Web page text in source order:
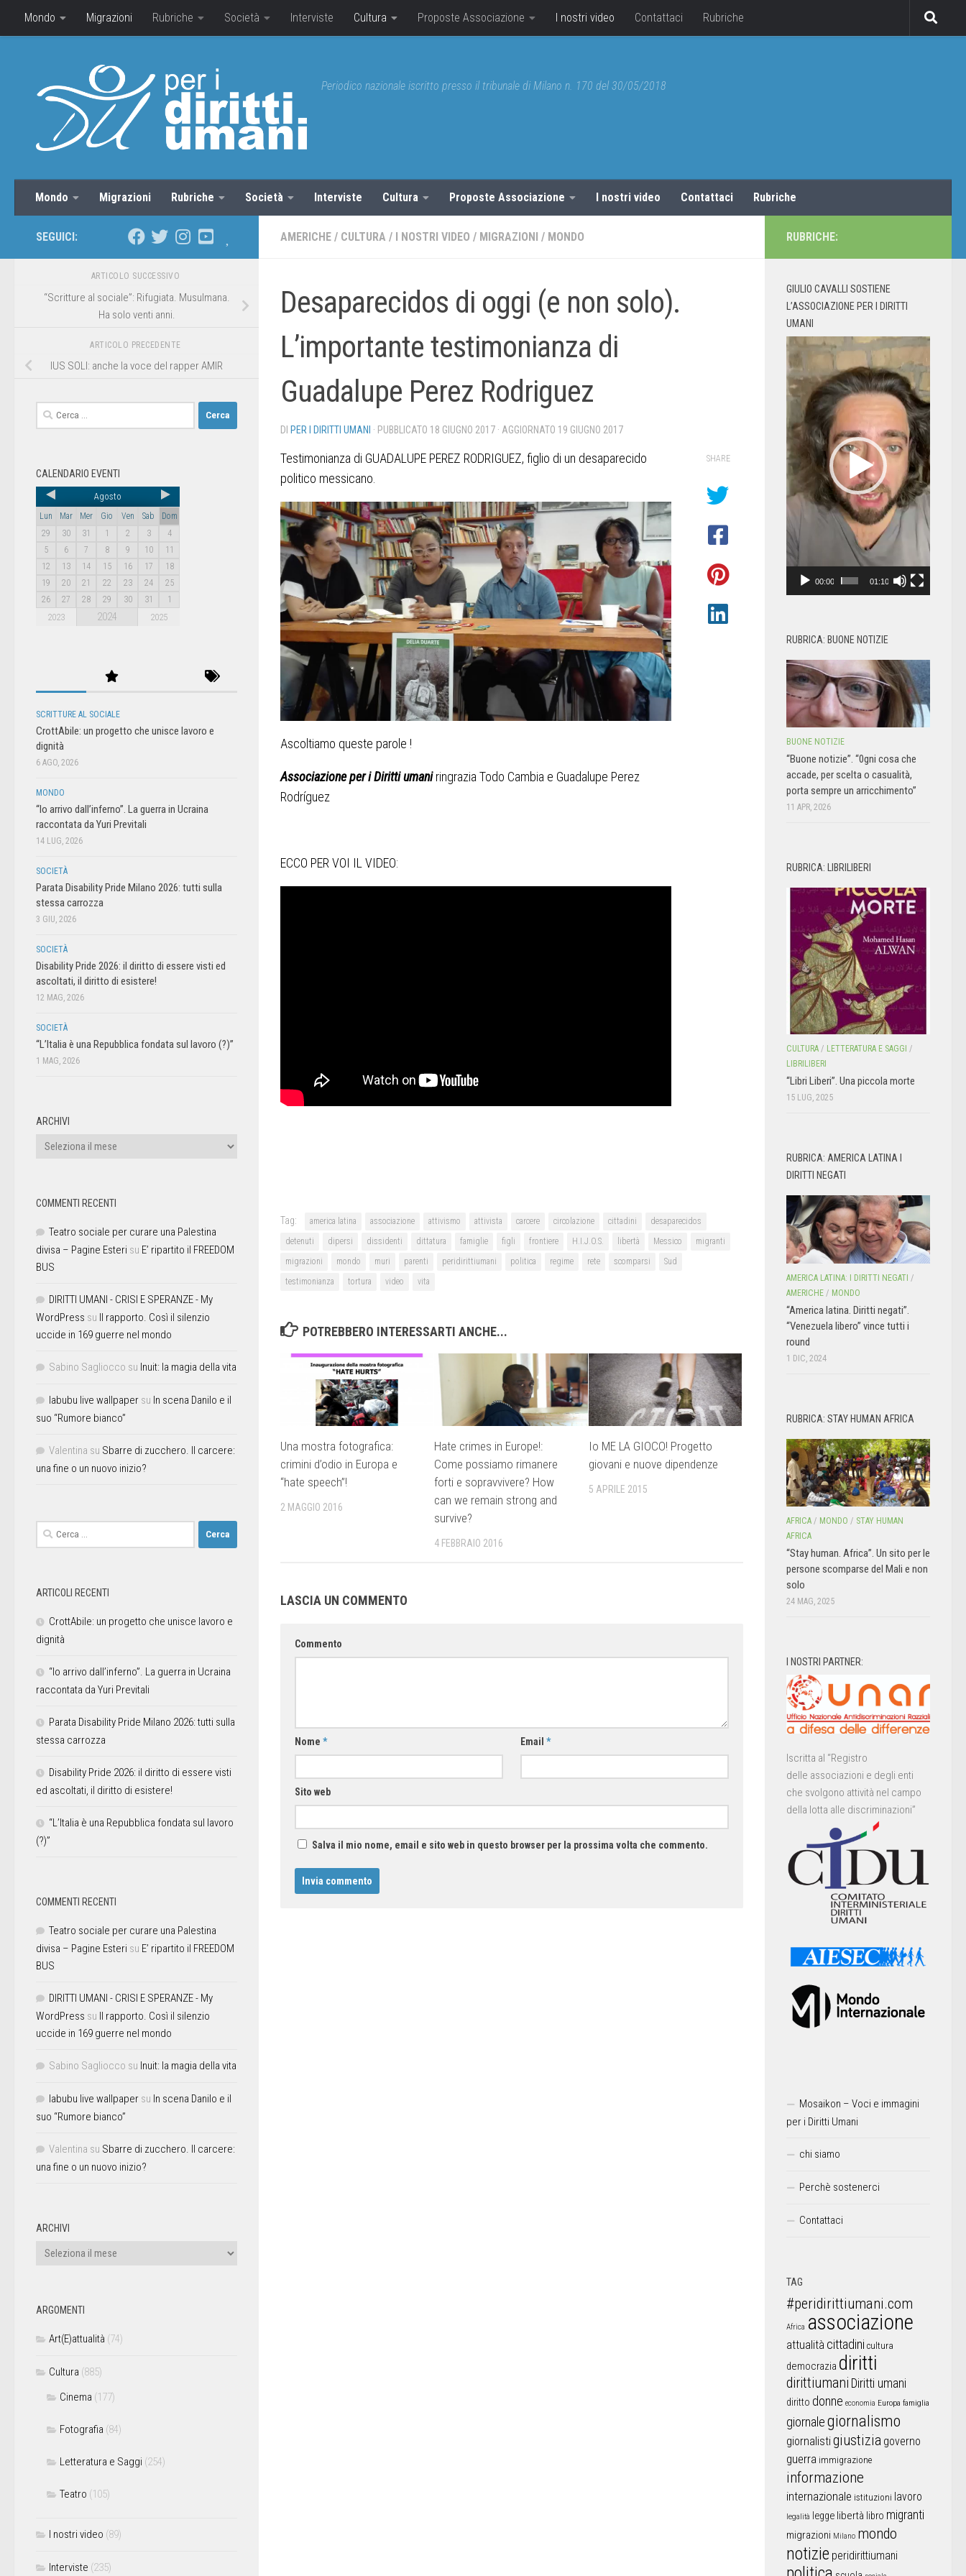
Mondo Migrazioni Rubriche Società Interviste Cultura Proposte Associazione I nostri video Contattaci Rubriche
Periodico nazionale iscritto presso il tribunale di Milano n. 170 del 30/05/2018
Mondo Migrazioni Rubriche Società Interviste Cultura Proposte Associazione I nostri video Contattaci Rubriche
AMERICHE / CULTURA / I NOSTRI VIDEO / MIGRAZIONI / MONDO
Desaparecidos di oggi (e non solo).
L’importante testimonianza di
Guadalupe Perez Rodriguez
DI PER I DIRITTI UMANI · PUBBLICATO 18 GIUGNO 2017 · AGGIORNATO 19 GIUGNO 2017
Testimonianza di GUADALUPE PEREZ RODRIGUEZ, figlio di un desaparecido
politico messicano.
Ascoltiamo queste parole !
Associazione per i Diritti umani ringrazia Todo Cambia e Guadalupe Perez
Rodríguez
ECCO PER VOI IL VIDEO:
SHARE
Tag: america latina associazione attivismo attivista carcere circolazione cittadini
desaparecidos
detenuti
dipersi dissidenti dittatura famiglie figli frontiere H.I.J.O.S. libertà Messico
migranti
migrazioni
mondo muri parenti peridirittiumani politica regime rete scomparsi
Sud
testimonianza
tortura video vita
POTREBBERO INTERESSARTI ANCHE...
Una mostra fotografica:
crimini d’odio in Europa e
“hate speech”!
2 MAGGIO 2016
Hate crimes in Europe!:
Come possiamo rimanere
forti e sopravvivere? How
can we remain strong and
survive?
4 FEBBRAIO 2016
Io ME LA GIOCO! Progetto
giovani e nuove dipendenze
5 APRILE 2015
LASCIA UN COMMENTO
Commento
Nome * Email*
Sito web
Salva il mio nome, email e sito web in questo browser per la prossima volta che commento.
SEGUICI:
ARTICOLO SUCCESSIVO
“Scritture al sociale”: Rifugiata. Musulmana.
Ha solo venti anni.
ARTICOLO PRECEDENTE
IUS SOLI: anche la voce del rapper AMIR
CALENDARIO EVENTI
Agosto
Lun Mar Mer Gio Ven Sab
Dom
29
30 31 1 2 3
4
5
6 7 8 9 10
11
12
13 14 15 16 17
18
19
20 21 22 23 24
25
26
27 28 29 30 31 1
2023 2024 2025
SCRITTURE AL SOCIALE
CrottAbile: un progetto che unisce lavoro e
dignità
6 AGO, 2026
MONDO
“Io arrivo dall’inferno”. La guerra in Ucraina
raccontata da Yuri Previtali
14 LUG, 2026
SOCIETÀ
Parata Disability Pride Milano 2026: tutti sulla
stessa carrozza
3 GIU, 2026
SOCIETÀ
Disability Pride 2026: il diritto di essere visti ed
ascoltati, il diritto di esistere!
12 MAG, 2026
SOCIETÀ
“L’Italia è una Repubblica fondata sul lavoro (?)”
1 MAG, 2026
ARCHIVI
COMMENTI RECENTI
Teatro sociale per curare una Palestina
divisa – Pagine Esteri su E’ ripartito il FREEDOM
BUS
DIRITTI UMANI - CRISI E SPERANZE - My
WordPress su Il rapporto. Così il silenzio
uccide in 169 guerre nel mondo
Sabino Sagliocco su Inuit: la magia della vita
labubu live wallpaper su In scena Danilo e il
suo “Rumore bianco”
Valentina su Sbarre di zucchero. Il carcere:
una fine o un nuovo inizio?
ARTICOLI RECENTI
CrottAbile: un progetto che unisce lavoro e
dignità
“Io arrivo dall’inferno”. La guerra in Ucraina
raccontata da Yuri Previtali
Parata Disability Pride Milano 2026: tutti sulla
stessa carrozza
Disability Pride 2026: il diritto di essere visti
ed ascoltati, il diritto di esistere!
“L’Italia è una Repubblica fondata sul lavoro
(?)”
COMMENTI RECENTI
Teatro sociale per curare una Palestina
divisa – Pagine Esteri su E’ ripartito il FREEDOM
BUS
DIRITTI UMANI - CRISI E SPERANZE - My
WordPress su Il rapporto. Così il silenzio
uccide in 169 guerre nel mondo
Sabino Sagliocco su Inuit: la magia della vita
labubu live wallpaper su In scena Danilo e il
suo “Rumore bianco”
Valentina su Sbarre di zucchero. Il carcere:
una fine o un nuovo inizio?
ARCHIVI
ARGOMENTI
Art(E)attualità (74)
Cultura (885)
Cinema (177)
Fotografia (84)
Letteratura e Saggi (254)
Teatro (105)
I nostri video (89)
Interviste (235)
RUBRICHE:
GIULIO CAVALLI SOSTIENE
L’ASSOCIAZIONE PER I DIRITTI
UMANI
Video
Player
00:00 01:10
RUBRICA: BUONE NOTIZIE
BUONE NOTIZIE
“Buone notizie”. “0gni cosa che
accade, per scelta o casualità,
porta sempre un arricchimento”
11 APR, 2026
RUBRICA: LIBRILIBERI
CULTURA / LETTERATURA E SAGGI /
LIBRILIBERI
“Libri Liberi”. Una piccola morte
15 LUG, 2025
RUBRICA: AMERICA LATINA I
DIRITTI NEGATI
AMERICA LATINA: I DIRITTI NEGATI /
AMERICHE / MONDO
“America latina. Diritti negati”.
“Venezuela libero” vince tutti i
round
1 DIC, 2024
RUBRICA: STAY HUMAN AFRICA
AFRICA / MONDO / STAY HUMAN
AFRICA
“Stay human. Africa”. Un sito per le
persone scomparse del Mali e non
solo
24 MAG, 2025
I NOSTRI PARTNER:
Iscritta al “Registro
delle associazioni e degli enti
che svolgono attività nel campo
della lotta alle discriminazioni”
Mosaikon – Voci e immagini
per i Diritti Umani
chi siamo
Perchè sostenerci
Contattaci
TAG
#peridirittiumani.com
Africa associazione
attualità cittadini cultura
democrazia diritti
dirittiumani Diritti umani
diritto donne economia Europa famiglia
giornalegiornalismo
giornalistigiustizia governo
guerra immigrazione
informazione
internazionale istituzioni lavoro
legalità legge libertà libro migranti
migrazioni Milano mondo
notizie peridirittiumani